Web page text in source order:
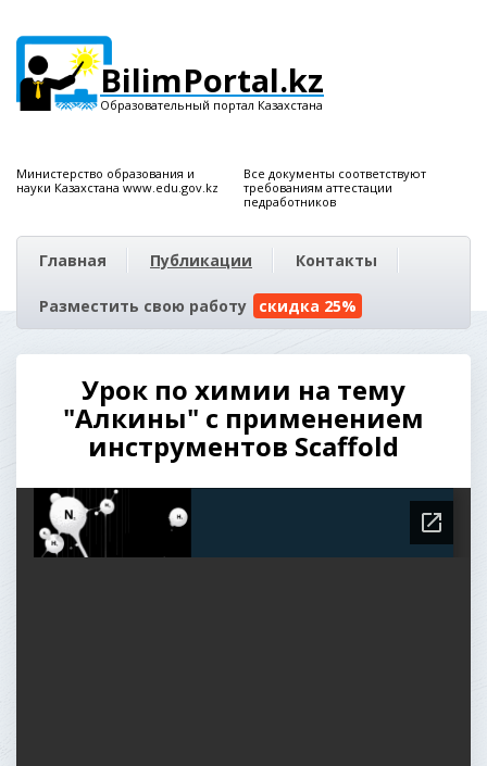
BilimPortal.kz
Образовательный портал Казахстана
Министерство образования и
науки Казахстана www.edu.gov.kz
Все документы соответствуют
требованиям аттестации
педработников
Главная Публикации Контакты
Разместить свою работу скидка 25%
Урок по химии на тему
"Алкины" с применением
инструментов Scaffold